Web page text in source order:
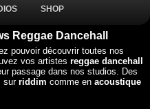
SHOP
Reggae Dancehall
pouvoir découvrir toutes nos
vos artistes reggae dancehall
passage dans nos studios. Des
surriddim comme en acoustique